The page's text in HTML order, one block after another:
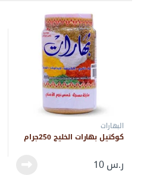
البهارات
كوكتيل بهارات الخليج 250جرام
ر.س10